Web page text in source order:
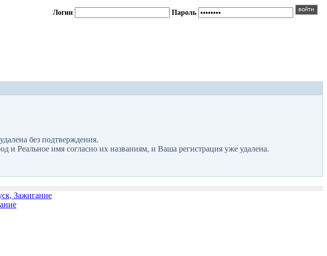
Логин Пароль
без подтверждения.
и Реальное имя согласно их названиям, и Ваша регистрация уже удалена.
Зажигание